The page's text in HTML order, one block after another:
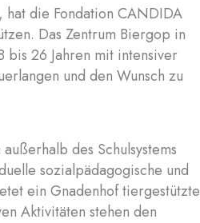
hat die Fondation CANDIDA
Das Zentrum Biergop in
bis 26 Jahren mit intensiver
und den Wunsch zu
des Schulsystems
sozialpädagogische und
ein Gnadenhof tiergestützte
Aktivitäten stehen den